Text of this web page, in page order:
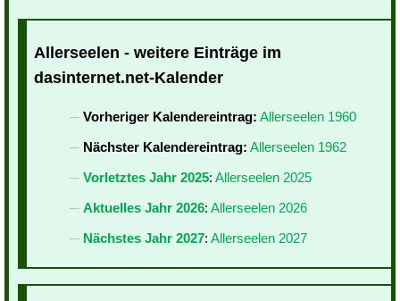
Allerseelen - weitere Einträge im
dasinternet.net-Kalender
Vorheriger Kalendereintrag: Allerseelen 1960
Nächster Kalendereintrag: Allerseelen 1962
Vorletztes Jahr 2025: Allerseelen 2025
Aktuelles Jahr 2026: Allerseelen 2026
Nächstes Jahr 2027: Allerseelen 2027